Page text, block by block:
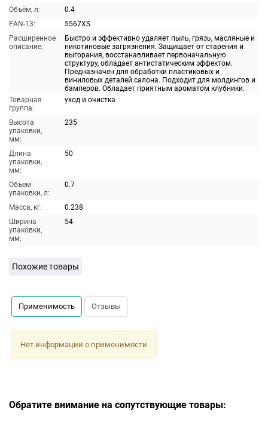
Объём, л:
0.4
EAN-13:
5567XS
Расширенное
описание:
Быстро и эффективно удаляет пыль, грязь, масляные и
никотиновые загрязнения. Защищает от старения и
выгорания, восстанавливает первоначальную
структуру, обладает антистатическим эффектом.
Предназначен для обработки пластиковых и
виниловых деталей салона. Подходит для молдингов и
бамперов. Обладает приятным ароматом клубники.
Товарная
группа:
уход и очистка
Высота
упаковки,
мм:
235
Длина
упаковки,
мм:
50
Объем
упаковки, л:
0.7
Масса, кг:
0.238
Ширина
упаковки,
мм:
54
Похожие товары
Применимость Отзывы
Нет информации о применимости
Обратите внимание на сопутствующие товары: